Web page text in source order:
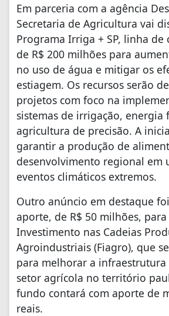
Em parceria com a agência
Secretaria de Agricultura vai
Programa Irriga + SP, linha
de R$ 200 milhões para
no uso de água e mitigar os
estiagem. Os recursos serão
projetos com foco na
sistemas de irrigação, energia
agricultura de precisão. A
garantir a produção de
desenvolvimento regional em
eventos climáticos extremos.
Outro anúncio em destaque
aporte, de R$ 50 milhões,
Investimento nas Cadeias
Agroindustriais (Fiagro), que
para melhorar a
setor agrícola no território
fundo contará com aporte de
reais.